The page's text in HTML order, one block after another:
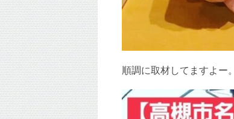
順調に取材してますよー。